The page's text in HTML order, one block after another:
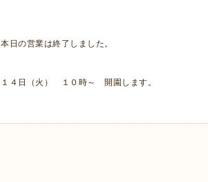
本日の営業は終了しました。
１４日（火） １０時～ 開園します。